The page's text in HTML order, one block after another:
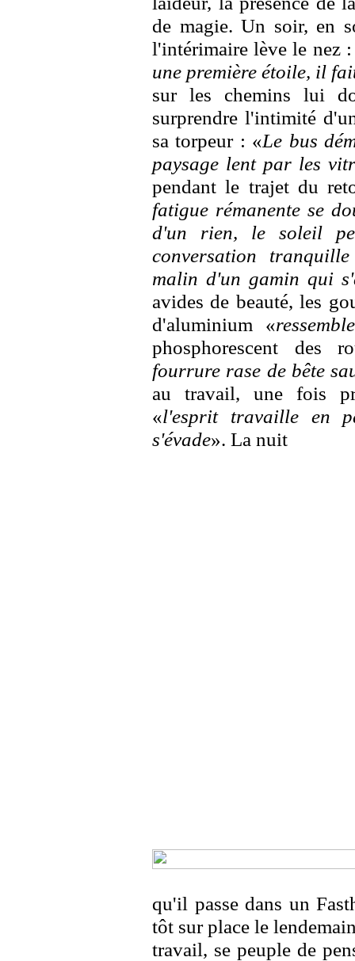
de magie. Un soir, en
l'intérimaire lève le nez
une première étoile, il
sur les chemins lui
surprendre l'intimité
sa torpeur : «Le bus
paysage lent par les
pendant le trajet du
fatigue rémanente se
d'un rien, le soleil
conversation
malin d'un gamin qui
avides de beauté, les
d'aluminium «
phosphorescent des
fourrure rase de bête
au travail, une fois
«l'esprit travaille en
s'évade». La nuit
qu'il passe dans un
tôt sur place le
travail, se peuple de